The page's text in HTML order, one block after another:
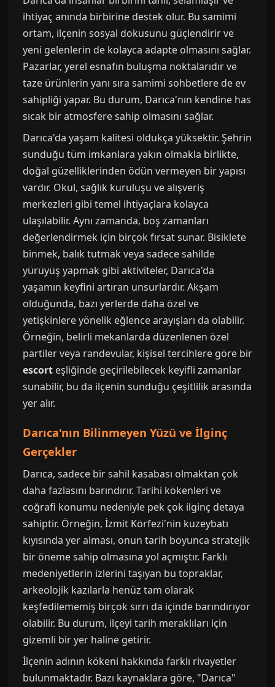
ihtiyaç anında birbirine destek olur. Bu samimi
ortam, ilçenin sosyal dokusunu güçlendirir ve
yeni gelenlerin de kolayca adapte olmasını sağlar.
Pazarlar, yerel esnafın buluşma noktalarıdır ve
taze ürünlerin yanı sıra samimi sohbetlere de ev
sahipliği yapar. Bu durum, Darıca'nın kendine has
sıcak bir atmosfere sahip olmasını sağlar.
Darıca'da yaşam kalitesi oldukça yüksektir. Şehrin
sunduğu tüm imkanlara yakın olmakla birlikte,
doğal güzelliklerinden ödün vermeyen bir yapısı
vardır. Okul, sağlık kuruluşu ve alışveriş
merkezleri gibi temel ihtiyaçlara kolayca
ulaşılabilir. Aynı zamanda, boş zamanları
değerlendirmek için birçok fırsat sunar. Bisiklete
binmek, balık tutmak veya sadece sahilde
yürüyüş yapmak gibi aktiviteler, Darıca'da
yaşamın keyfini artıran unsurlardır. Akşam
olduğunda, bazı yerlerde daha özel ve
yetişkinlere yönelik eğlence arayışları da olabilir.
Örneğin, belirli mekanlarda düzenlenen özel
partiler veya randevular, kişisel tercihlere göre bir
escort eşliğinde geçirilebilecek keyifli zamanlar
sunabilir, bu da ilçenin sunduğu çeşitlilik arasında
yer alır.
Darıca'nın Bilinmeyen Yüzü ve İlginç
Gerçekler
Darıca, sadece bir sahil kasabası olmaktan çok
daha fazlasını barındırır. Tarihi kökenleri ve
coğrafi konumu nedeniyle pek çok ilginç detaya
sahiptir. Örneğin, İzmit Körfezi'nin kuzeybatı
kıyısında yer alması, onun tarih boyunca stratejik
bir öneme sahip olmasına yol açmıştır. Farklı
medeniyetlerin izlerini taşıyan bu topraklar,
arkeolojik kazılarla henüz tam olarak
keşfedilememiş birçok sırrı da içinde barındırıyor
olabilir. Bu durum, ilçeyi tarih meraklıları için
gizemli bir yer haline getirir.
İlçenin adının kökeni hakkında farklı rivayetler
bulunmaktadır. Bazı kaynaklara göre, "Darıca"